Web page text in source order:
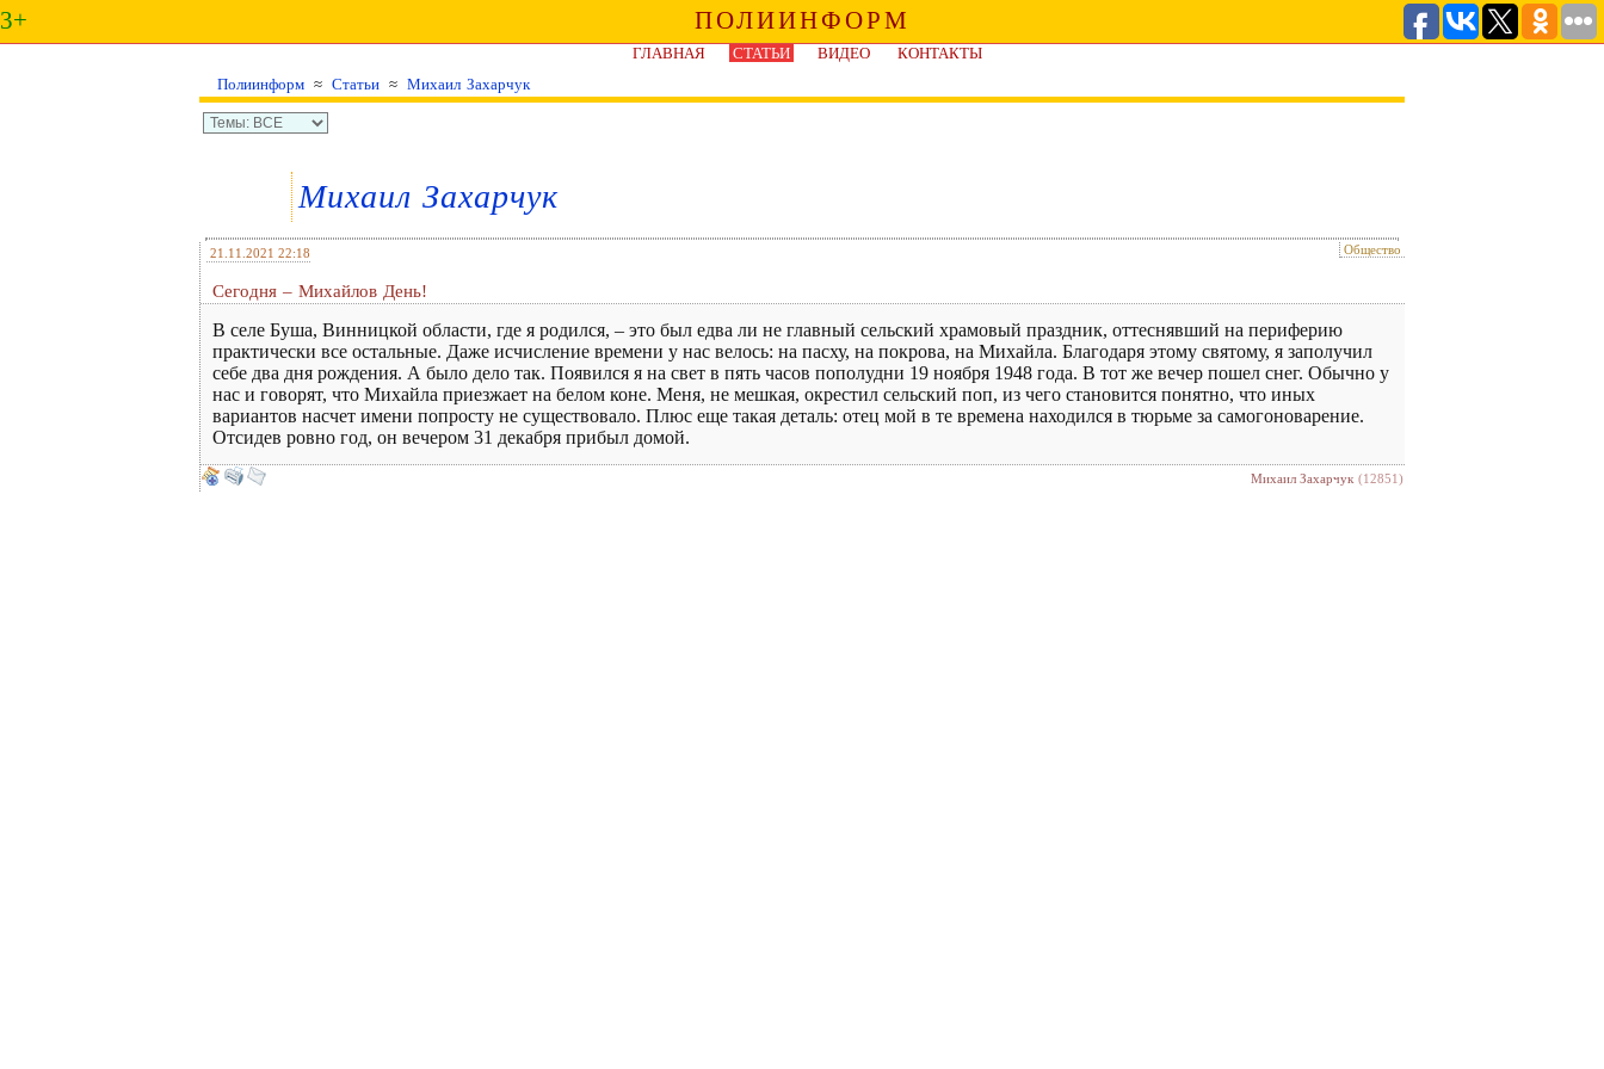
3+ ПОЛИИНФОРМ
ГЛАВНАЯ СТАТЬИ ВИДЕО
КОНТАКТЫ
Полиинформ ≈ Статьи ≈ Михаил Захарчук
Михаил Захарчук
21.11.2021 22:18 Общество
Сегодня – Михайлов День!
В селе Буша, Винницкой области, где я родился, – это был едва ли не главный сельский храмовый праздник, оттеснявший на периферию
практически все остальные. Даже исчисление времени у нас велось: на пасху, на покрова, на Михайла. Благодаря этому святому, я заполучил
себе два дня рождения. А было дело так. Появился я на свет в пять часов пополудни 19 ноября 1948 года. В тот же вечер пошел снег. Обычно у
нас и говорят, что Михайла приезжает на белом коне. Меня, не мешкая, окрестил сельский поп, из чего становится понятно, что иных
вариантов насчет имени попросту не существовало. Плюс еще такая деталь: отец мой в те времена находился в тюрьме за самогоноварение.
Отсидев ровно год, он вечером 31 декабря прибыл домой.
Михаил Захарчук (12851)